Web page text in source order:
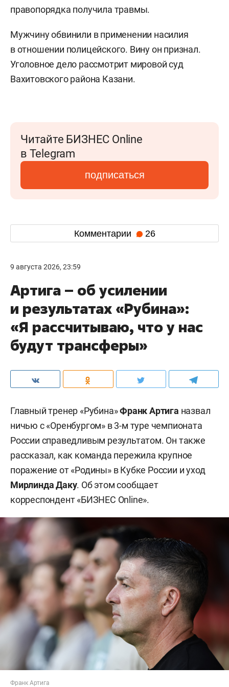
правопорядка получила травмы.
Мужчину обвинили в применении насилия
в отношении полицейского. Вину он признал.
Уголовное дело рассмотрит мировой суд
Вахитовского района Казани.
Читайте БИЗНЕС Online
в Telegram
подписаться
Комментарии 26
9 августа 2026, 23:59
Артига – об усилении
и результатах «Рубина»:
«Я рассчитываю, что у нас
будут трансферы»
Главный тренер «Рубина»Франк Артига назвал
ничью с «Оренбургом» в 3-м туре чемпионата
России справедливым результатом. Он также
рассказал, как команда пережила крупное
поражение от «Родины» в Кубке России и уход
Мирлинда Даку. Об этом сообщает
корреспондент «БИЗНЕС Online».
Франк Артига